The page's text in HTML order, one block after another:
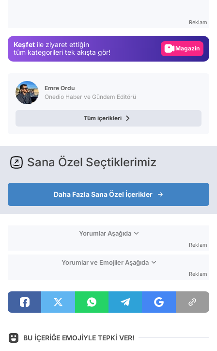
Reklam
Keşfet ile ziyaret ettiğin
tüm kategorileri tek akışta gör!
Magazin
Emre Ordu
Onedio Haber ve Gündem Editörü
Tüm içerikleri
Sana Özel Seçtiklerimiz
Daha Fazla Sana Özel İçerikler
Yorumlar Aşağıda
Reklam
Yorumlar ve Emojiler Aşağıda
Reklam
BU İÇERİĞE EMOJİYLE TEPKİ VER!